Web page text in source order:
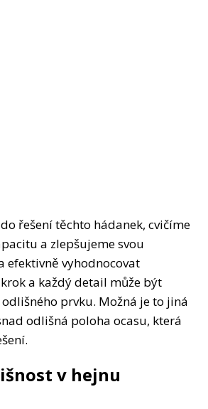
řešení těchto hádanek, cvičíme
a zlepšujeme svou
efektivně vyhodnocovat
a každý detail může být
prvku. Možná je to jiná
odlišná poloha ocasu, která
v hejnu